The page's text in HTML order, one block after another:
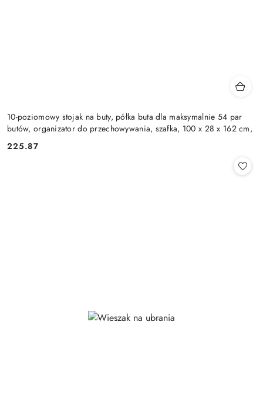
10-poziomowy stojak na buty, półka buta dla maksymalnie 54 par
butów, organizator do przechowywania, szafka, 100 x 28 x 162 cm,
Cena:
225.87